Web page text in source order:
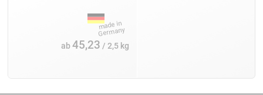
ab45,23 / 2,5 kg